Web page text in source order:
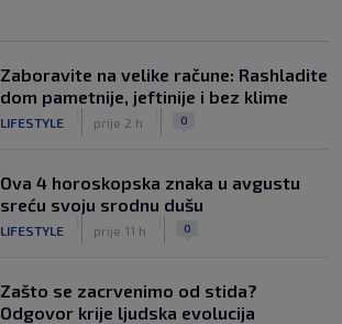
Zaboravite na velike račune: Rashladite
dom pametnije, jeftinije i bez klime
LIFESTYLE prije 2 h 0
Ova 4 horoskopska znaka u avgustu
sreću svoju srodnu dušu
LIFESTYLE prije 11 h 0
Zašto se zacrvenimo od stida?
Odgovor krije ljudska evolucija